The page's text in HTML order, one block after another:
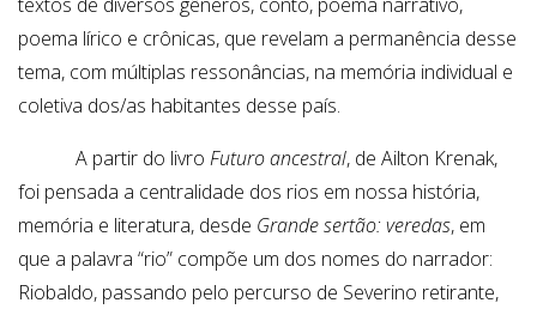
poema lírico e crônicas, que revelam a permanência desse
tema, com múltiplas ressonâncias, na memória individual e
coletiva dos/as habitantes desse país.
A partir do livro Futuro ancestral, de Ailton Krenak,
foi pensada a centralidade dos rios em nossa história,
memória e literatura, desde Grande sertão: veredas, em
que a palavra “rio” compõe um dos nomes do narrador:
Riobaldo, passando pelo percurso de Severino retirante,